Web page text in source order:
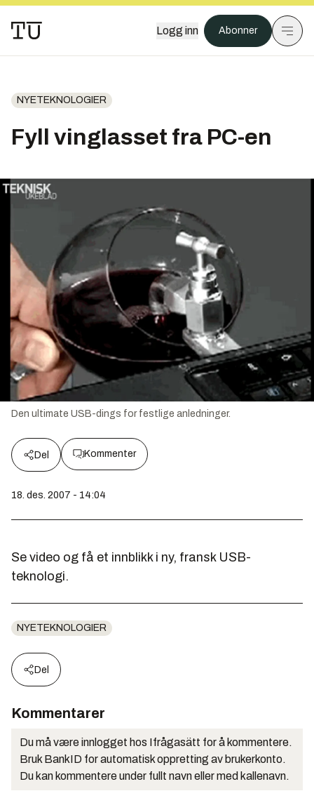
Logg inn Abonner
NYETEKNOLOGIER
Fyll vinglasset fra PC-en
Den ultimate USB-dings for festlige anledninger.
Del Kommenter
18. des. 2007 - 14:04
Se video og få et innblikk i ny, fransk USB-
teknologi.
NYETEKNOLOGIER
Del
Kommentarer
Du må være innlogget hos Ifrågasätt for å kommentere.
Bruk BankID for automatisk oppretting av brukerkonto.
Du kan kommentere under fullt navn eller med kallenavn.